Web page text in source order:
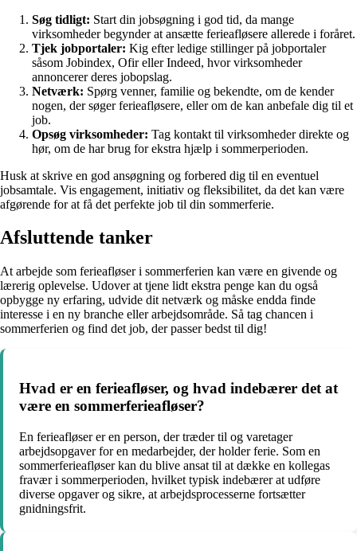
Søg tidligt: Start din jobsøgning i god tid, da mange
virksomheder begynder at ansætte ferieafløsere allerede i foråret.
Tjek jobportaler: Kig efter ledige stillinger på jobportaler
såsom Jobindex, Ofir eller Indeed, hvor virksomheder
annoncerer deres jobopslag.
Netværk: Spørg venner, familie og bekendte, om de kender
nogen, der søger ferieafløsere, eller om de kan anbefale dig til et
job.
Opsøg virksomheder: Tag kontakt til virksomheder direkte og
hør, om de har brug for ekstra hjælp i sommerperioden.
Husk at skrive en god ansøgning og forbered dig til en eventuel
jobsamtale. Vis engagement, initiativ og fleksibilitet, da det kan være
afgørende for at få det perfekte job til din sommerferie.
Afsluttende tanker
At arbejde som ferieafløser i sommerferien kan være en givende og
lærerig oplevelse. Udover at tjene lidt ekstra penge kan du også
opbygge ny erfaring, udvide dit netværk og måske endda finde
interesse i en ny branche eller arbejdsområde. Så tag chancen i
sommerferien og find det job, der passer bedst til dig!
Hvad er en ferieafløser, og hvad indebærer det at
være en sommerferieafløser?
En ferieafløser er en person, der træder til og varetager
arbejdsopgaver for en medarbejder, der holder ferie. Som en
sommerferieafløser kan du blive ansat til at dække en kollegas
fravær i sommerperioden, hvilket typisk indebærer at udføre
diverse opgaver og sikre, at arbejdsprocesserne fortsætter
gnidningsfrit.